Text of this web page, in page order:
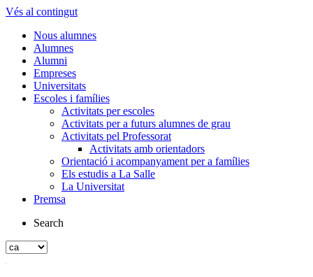
Vés al contingut
Nous alumnes
Alumnes
Alumni
Empreses
Universitats
Escoles i famílies
Activitats per escoles
Activitats per a futurs alumnes de grau
Activitats pel Professorat
Activitats amb orientadors
Orientació i acompanyament per a famílies
Els estudis a La Salle
La Universitat
Premsa
Search